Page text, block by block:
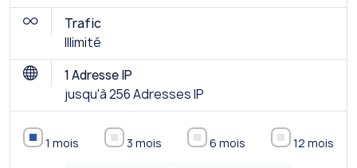
Trafic
Illimité
1 Adresse IP
jusqu'à 256 Adresses IP
1 mois 3 mois 6 mois 12 mois